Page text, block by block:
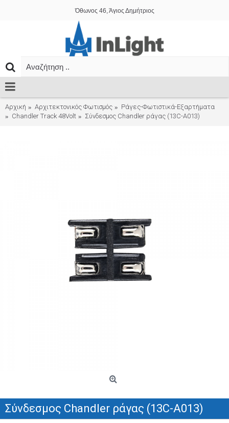
Όθωνος 46, Άγιος Δημήτριος
Αρχική Αρχιτεκτονικός Φωτισμός
Ράγες-Φωτιστικά-Εξαρτήματα
Chandler Track 48Volt
Σύνδεσμος Chandler ράγας (13C-A013)
Σύνδεσμος Chandler ράγας (13C-A013)